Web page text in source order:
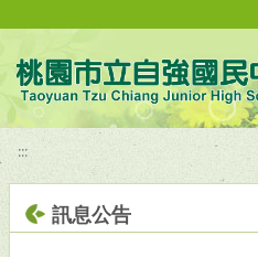
:::
訊息公告